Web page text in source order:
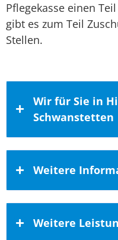
Pflegekasse einen
gibt es zum Teil
Stellen.
Wir für Sie in
Schwanstetten
Unser
Auch der
Weitere
Kaufen Sie
Weitere